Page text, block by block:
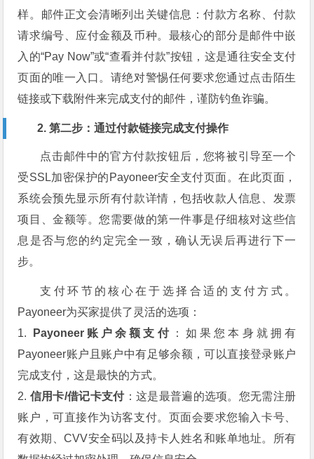
样。邮件正文会清晰列出关键信息：付款方名称、付款
请求编号、应付金额及币种。最核心的部分是邮件中嵌
入的“Pay Now”或“查看并付款”按钮，这是通往安全支付
页面的唯一入口。请绝对警惕任何要求您通过点击陌生
链接或下载附件来完成支付的邮件，谨防钓鱼诈骗。
2. 第二步：通过付款链接完成支付操作
点击邮件中的官方付款按钮后，您将被引导至一个
受SSL加密保护的Payoneer安全支付页面。在此页面，
系统会预先显示所有付款详情，包括收款人信息、发票
项目、金额等。您需要做的第一件事是仔细核对这些信
息是否与您的约定完全一致，确认无误后再进行下一
步。
支付环节的核心在于选择合适的支付方式。
Payoneer为买家提供了灵活的选项：
1.
Payoneer账户余额支付 ：如果您本身就拥有
Payoneer账户且账户中有足够余额，可以直接登录账户
完成支付，这是最快的方式。
2. 信用卡/借记卡支付：这是最普遍的选项。您无需注册
账户，可直接作为访客支付。页面会要求您输入卡号、
有效期、CVV安全码以及持卡人姓名和账单地址。所有